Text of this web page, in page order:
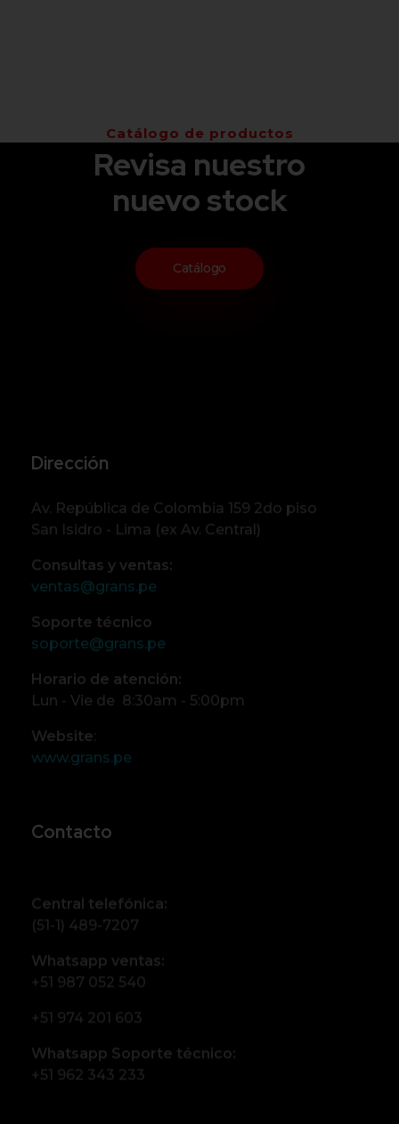
Catálogo de productos
Revisa nuestro
nuevo stock
Catálogo
Dirección
Av. República de Colombia 159 2do piso
San Isidro - Lima (ex Av. Central)
Consultas y ventas:
ventas@grans.pe
Soporte técnico
soporte@grans.pe
Horario de atención:
Lun - Vie de 8:30am - 5:00pm
Website:
www.grans.pe
Contacto
Central telefónica:
(51-1) 489-7207
Whatsapp ventas:
+51 987 052 540
+51 974 201 603
Whatsapp Soporte técnico:
+51 962 343 233